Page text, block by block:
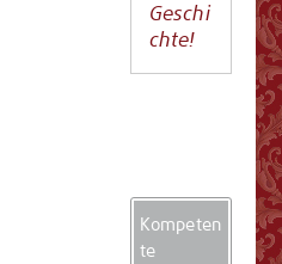
Geschi
chte!
Kompeten
te